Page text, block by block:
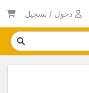
دخول / تسجيل